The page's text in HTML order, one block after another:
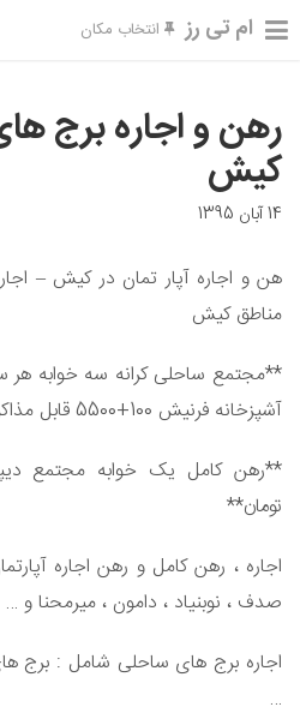
ام تی رز انتخاب مکان
رهن و اجاره برج
کیش
14 آبان 1395
هن و اجاره آپار تمان در کیش –
مناطق کیش
**مجتمع ساحلی کرانه سه خوابه هر
آشپزخانه فرنیش 100+5500 قابل مذاکره**
تومان**
اجاره ، رهن کامل و رهن اجاره
صدف ، نوبنیاد ، دامون ، میرمحنا و …
اجاره برج های ساحلی شامل : برج
…